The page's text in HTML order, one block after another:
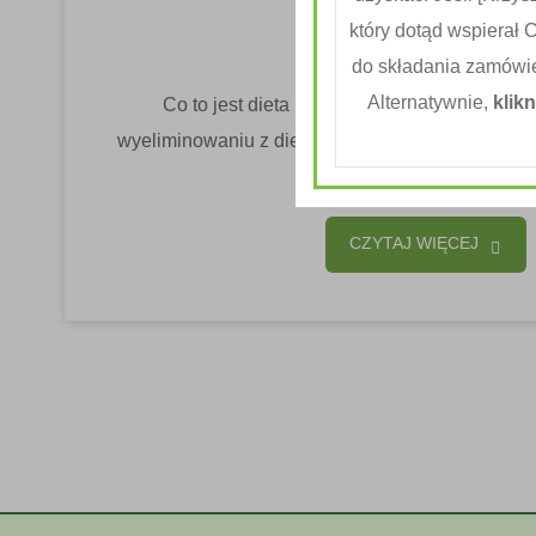
Zdrowie I Odżywianie
Co to jest dieta bezglutenowa? Dieta
wyeliminowaniu z diety glutenu, białka
CZYTAJ WIĘCEJ
który dotąd wspierał
do składania
Alternatywnie,